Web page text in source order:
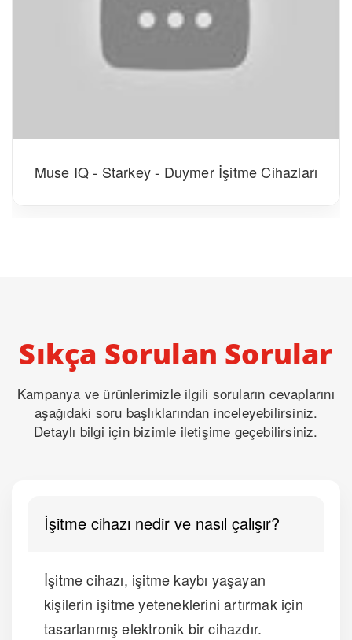
Muse IQ - Starkey - Duymer İşitme Cihazları
Sıkça Sorulan Sorular
Kampanya ve ürünlerimizle ilgili soruların cevaplarını
aşağıdaki soru başlıklarından inceleyebilirsiniz.
Detaylı bilgi için bizimle iletişime geçebilirsiniz.
İşitme cihazı nedir ve nasıl çalışır?
İşitme cihazı, işitme kaybı yaşayan
kişilerin işitme yeteneklerini artırmak için
tasarlanmış elektronik bir cihazdır.